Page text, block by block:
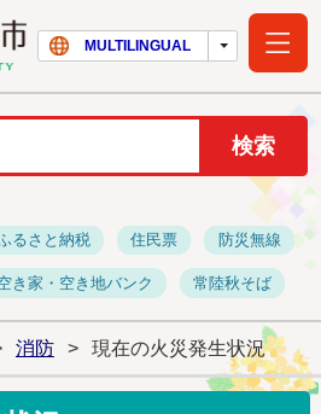
常陸太田市ホー
MULTILINGUAL
るさと納税 住民票 防災無線
き家・空き地バンク 常陸秋そば
消防 > 現在の火災発生状況